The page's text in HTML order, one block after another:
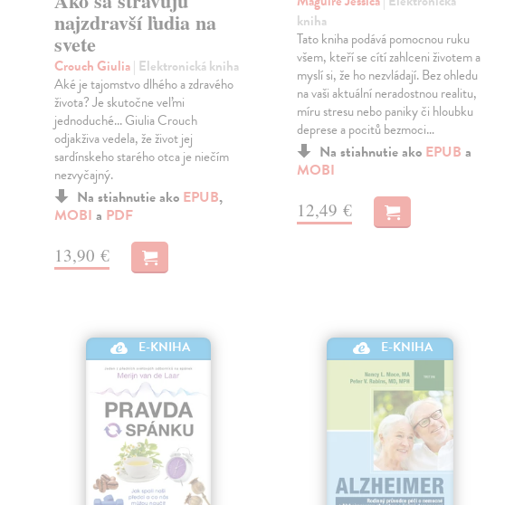
najzdravší ľudia na
svete
Crouch Giulia| Elektronická kniha
Aké je tajomstvo dlhého a zdravého
života? Je skutočne veľmi
jednoduché... Giulia Crouch
odjakživa vedela, že život jej
sardínskeho starého otca je niečím
nezvyčajný.
Na stiahnutie ako EPUB,
MOBI a PDF
13,90 €
kniha
Tato kniha podává pomocnou ruku
všem, kteří se cítí zahlceni životem a
myslí si, že ho nezvládají. Bez ohledu
na vaši aktuální neradostnou realitu,
míru stresu nebo paniky či hloubku
deprese a pocitů bezmoci…
Na stiahnutie ako EPUB a
MOBI
12,49 €
E-KNIHA E-KNIHA